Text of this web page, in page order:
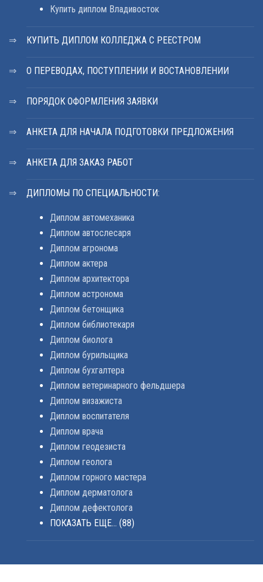
Купить диплом Владивосток
КУПИТЬ ДИПЛОМ КОЛЛЕДЖА С РЕЕСТРОМ
О ПЕРЕВОДАХ, ПОСТУПЛЕНИИ И ВОСТАНОВЛЕНИИ
ПОРЯДОК ОФОРМЛЕНИЯ ЗАЯВКИ
АНКЕТА ДЛЯ НАЧАЛА ПОДГОТОВКИ ПРЕДЛОЖЕНИЯ
АНКЕТА ДЛЯ ЗАКАЗ РАБОТ
ДИПЛОМЫ ПО СПЕЦИАЛЬНОСТИ:
Диплом автомеханика
Диплом автослесаря
Диплом агронома
Диплом актера
Диплом архитектора
Диплом астронома
Диплом бетонщика
Диплом библиотекаря
Диплом биолога
Диплом бурильщика
Диплом бухгалтера
Диплом ветеринарного фельдшера
Диплом визажиста
Диплом воспитателя
Диплом врача
Диплом геодезиста
Диплом геолога
Диплом горного мастера
Диплом дерматолога
Диплом дефектолога
ПОКАЗАТЬ ЕЩЕ... (88)